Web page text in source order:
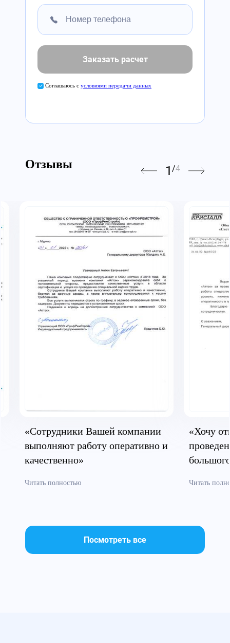
Заказать расчет
Соглашаюсь с условиями передачи данных
Отзывы 1 /4
«Сотрудники Вашей компании
выполняют работу оперативно и
качественно»
Читать полностью
«Хочу
Читать
Посмотреть все